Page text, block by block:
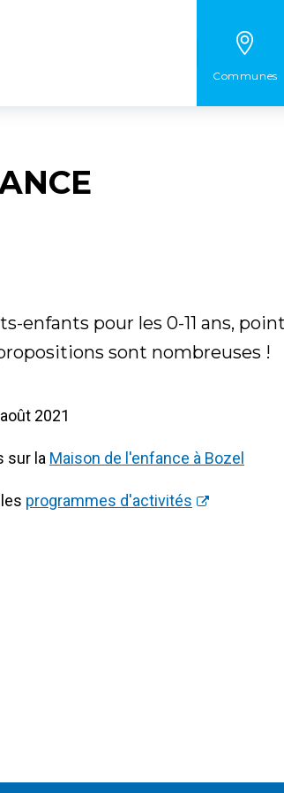
Communes
enfants pour les 0-11 ans,
sont nombreuses !
2021
sur la Maison de l'enfance à Bozel
programmes d'activités